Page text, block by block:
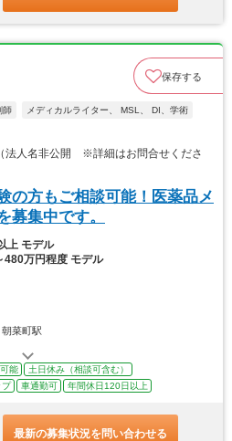
保存する
師 メディカルライター、 MSL、 DI、学術
法人名非公開 ※詳細はお問合せくださ
の方もご相談可能！医薬品メ
募集中です。
上 モデル
480万円程度 モデル
菜町駅
能
土日休み（相談可含む）
プ 車通勤可 年間休日120日以上
最新の募集状況を問い合わせる